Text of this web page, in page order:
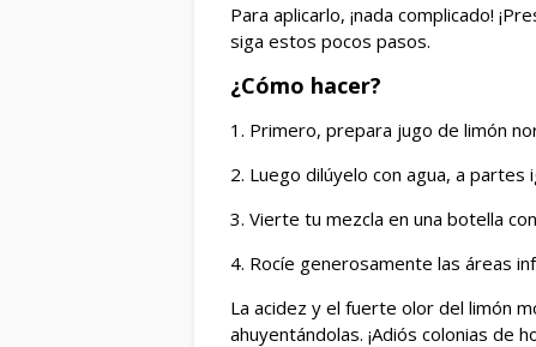
Para aplicarlo, ¡nada complicado!
siga estos pocos pasos.
¿Cómo hacer?
1. Primero, prepara jugo de limón
2. Luego dilúyelo con agua, a partes
3. Vierte tu mezcla en una botella
4. Rocíe generosamente las áreas
La acidez y el fuerte olor del limón
ahuyentándolas. ¡Adiós colonias de